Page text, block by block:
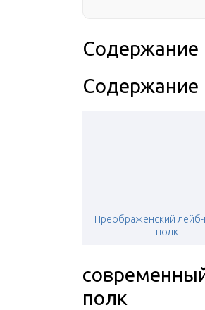
Содержание
Содержание
Преображенский лейб-
полк
полк